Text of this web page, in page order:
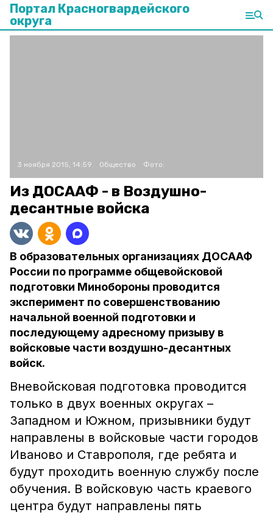
Портал Красногвардейского
округа
3 ноября 2015, 14:59 Общество Фото:
Из ДОСААФ - в Воздушно-
десантные войска
В образовательных организациях ДОСААФ
России по программе общевойсковой
подготовки Минобороны проводится
эксперимент по совершенствованию
начальной военной подготовки и
последующему адресному призыву в
войсковые части воздушно-десантных
войск.
Вневойсковая подготовка проводится
только в двух военных округах –
Западном и Южном, призывники будут
направлены в войсковые части городов
Иваново и Ставрополя, где ребята и
будут проходить военную службу после
обучения. В войсковую часть краевого
центра будут направлены пять